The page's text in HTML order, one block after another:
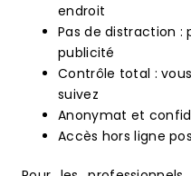
endroit
Pas de distraction :
publicité
Contrôle total :
suivez
Anonymat et
Accès hors ligne